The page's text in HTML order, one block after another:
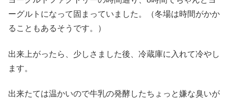
ーグルトになって固まっていました。（冬場は時間がかか
ることもあるそうです。）
出来上がったら、少しさました後、冷蔵庫に入れて冷やし
ます。
出来たては温かいので牛乳の発酵したちょっと嫌な臭いが